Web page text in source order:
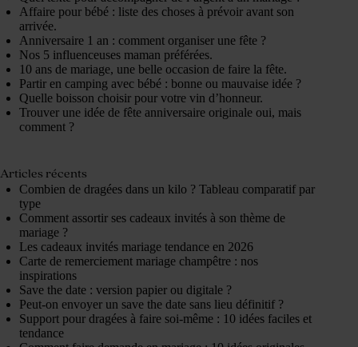
Affaire pour bébé : liste des choses à prévoir avant son
arrivée.
Anniversaire 1 an : comment organiser une fête ?
Nos 5 influenceuses maman préférées.
10 ans de mariage, une belle occasion de faire la fête.
Partir en camping avec bébé : bonne ou mauvaise idée ?
Quelle boisson choisir pour votre vin d’honneur.
Trouver une idée de fête anniversaire originale oui, mais
comment ?
Articles récents
Combien de dragées dans un kilo ? Tableau comparatif par
type
Comment assortir ses cadeaux invités à son thème de
mariage ?
Les cadeaux invités mariage tendance en 2026
Carte de remerciement mariage champêtre : nos
inspirations
Save the date : version papier ou digitale ?
Peut-on envoyer un save the date sans lieu définitif ?
Support pour dragées à faire soi-même : 10 idées faciles et
tendance